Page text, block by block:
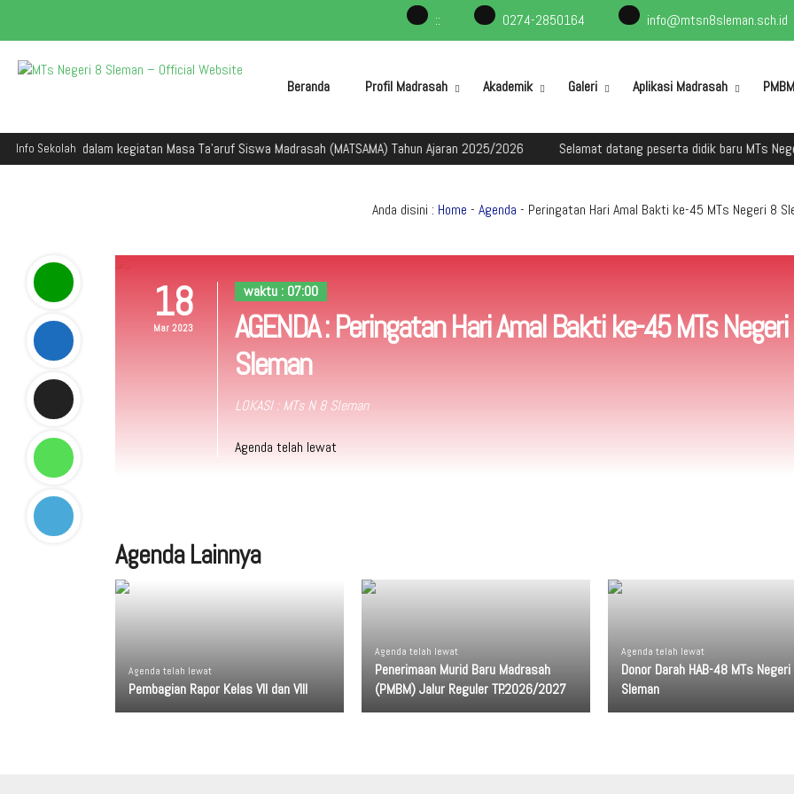
:: 0274-2850164 info@mtsn8sleman.sch.id
Beranda Profil Madrasah Akademik Galeri Aplikasi Madrasah PMBM
Info Sekolah
dalam kegiatan Masa Ta'aruf Siswa Madrasah (MATSAMA) Tahun Ajaran 2025/2026 Selamat datang peserta didik baru MTs Negeri 8
Anda disini : Home - Agenda - Peringatan Hari Amal Bakti ke-45 MTs Negeri 8
18
Mar 2023
waktu : 07:00
AGENDA : Peringatan Hari Amal Bakti ke-45 MTs
Sleman
LOKASI : MTs N 8 Sleman
Agenda telah lewat
Agenda Lainnya
Agenda telah lewat
Pembagian Rapor Kelas VII dan VIII
Agenda telah lewat
Penerimaan Murid Baru Madrasah
(PMBM) Jalur Reguler TP.2026/2027
Agenda telah lewat
Donor Darah HAB-48 MTs
Sleman